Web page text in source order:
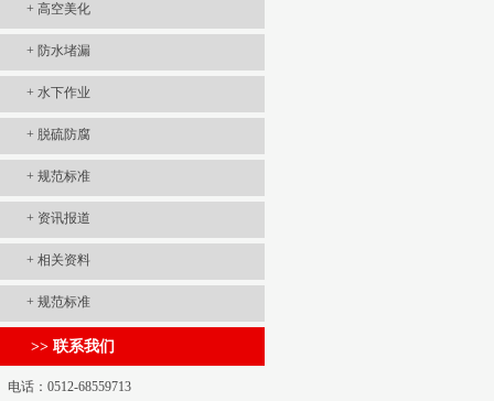
+ 高空美化
+ 防水堵漏
+ 水下作业
+ 脱硫防腐
+ 规范标准
+ 资讯报道
+ 相关资料
+ 规范标准
>> 联系我们
电话：0512-68559713